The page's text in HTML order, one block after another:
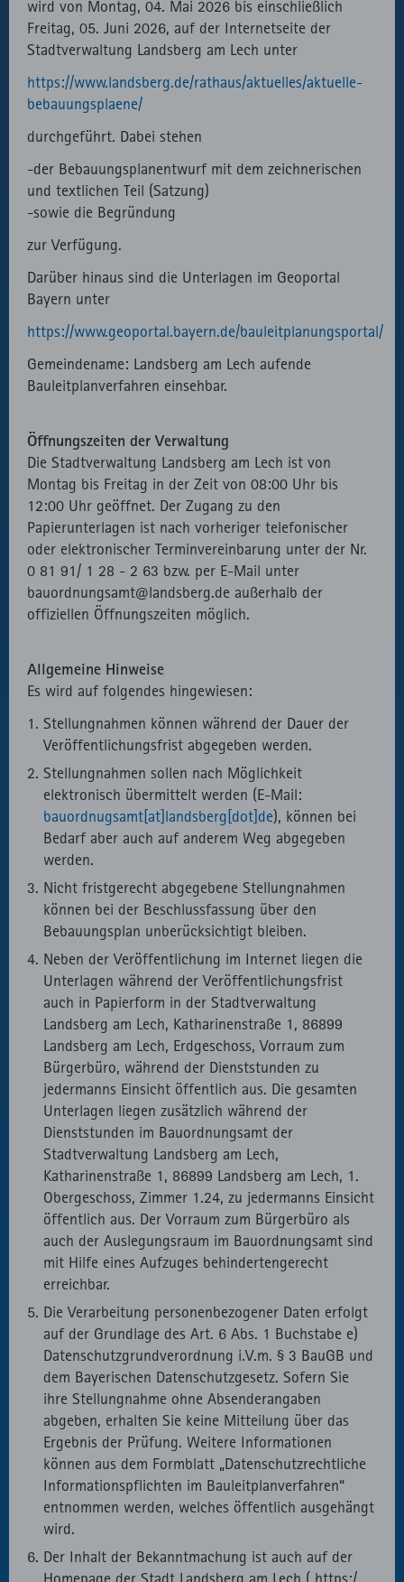
wird von Montag, 04. Mai 2026 bis einschließlich
Freitag, 05. Juni 2026, auf der Internetseite der
Stadtverwaltung Landsberg am Lech unter
https://www.landsberg.de/rathaus/aktuelles/aktuelle-
bebauungsplaene/
durchgeführt. Dabei stehen
-der Bebauungsplanentwurf mit dem zeichnerischen
und textlichen Teil (Satzung)
-sowie die Begründung
zur Verfügung.
Darüber hinaus sind die Unterlagen im Geoportal
Bayern unter
https://www.geoportal.bayern.de/bauleitplanungsportal/
Gemeindename: Landsberg am Lech aufende
Bauleitplanverfahren einsehbar.
Öffnungszeiten der Verwaltung
Die Stadtverwaltung Landsberg am Lech ist von
Montag bis Freitag in der Zeit von 08:00 Uhr bis
12:00 Uhr geöffnet. Der Zugang zu den
Papierunterlagen ist nach vorheriger telefonischer
oder elektronischer Terminvereinbarung unter der Nr.
0 81 91/ 1 28 - 2 63 bzw. per E-Mail unter
bauordnungsamt@landsberg.de außerhalb der
offiziellen Öffnungszeiten möglich.
Allgemeine Hinweise
Es wird auf folgendes hingewiesen:
Stellungnahmen können während der Dauer der
Veröffentlichungsfrist abgegeben werden.
Stellungnahmen sollen nach Möglichkeit
elektronisch übermittelt werden (E-Mail:
bauordnugsamt[at]landsberg[dot]de), können bei
Bedarf aber auch auf anderem Weg abgegeben
werden.
Nicht fristgerecht abgegebene Stellungnahmen
können bei der Beschlussfassung über den
Bebauungsplan unberücksichtigt bleiben.
Neben der Veröffentlichung im Internet liegen die
Unterlagen während der Veröffentlichungsfrist
auch in Papierform in der Stadtverwaltung
Landsberg am Lech, Katharinenstraße 1, 86899
Landsberg am Lech, Erdgeschoss, Vorraum zum
Bürgerbüro, während der Dienststunden zu
jedermanns Einsicht öffentlich aus. Die gesamten
Unterlagen liegen zusätzlich während der
Dienststunden im Bauordnungsamt der
Stadtverwaltung Landsberg am Lech,
Katharinenstraße 1, 86899 Landsberg am Lech, 1.
Obergeschoss, Zimmer 1.24, zu jedermanns Einsicht
öffentlich aus. Der Vorraum zum Bürgerbüro als
auch der Auslegungsraum im Bauordnungsamt sind
mit Hilfe eines Aufzuges behindertengerecht
erreichbar.
Die Verarbeitung personenbezogener Daten erfolgt
auf der Grundlage des Art. 6 Abs. 1 Buchstabe e)
Datenschutzgrundverordnung i.V.m. § 3 BauGB und
dem Bayerischen Datenschutzgesetz. Sofern Sie
ihre Stellungnahme ohne Absenderangaben
abgeben, erhalten Sie keine Mitteilung über das
Ergebnis der Prüfung. Weitere Informationen
können aus dem Formblatt „Datenschutzrechtliche
Informationspflichten im Bauleitplanverfahren“
entnommen werden, welches öffentlich ausgehängt
wird.
Der Inhalt der Bekanntmachung ist auch auf der
Homepage der Stadt Landsberg am Lech ( https:/